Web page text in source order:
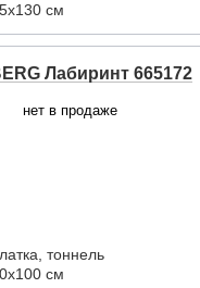
см
Лабиринт 665172
нет в продаже
тоннель
см